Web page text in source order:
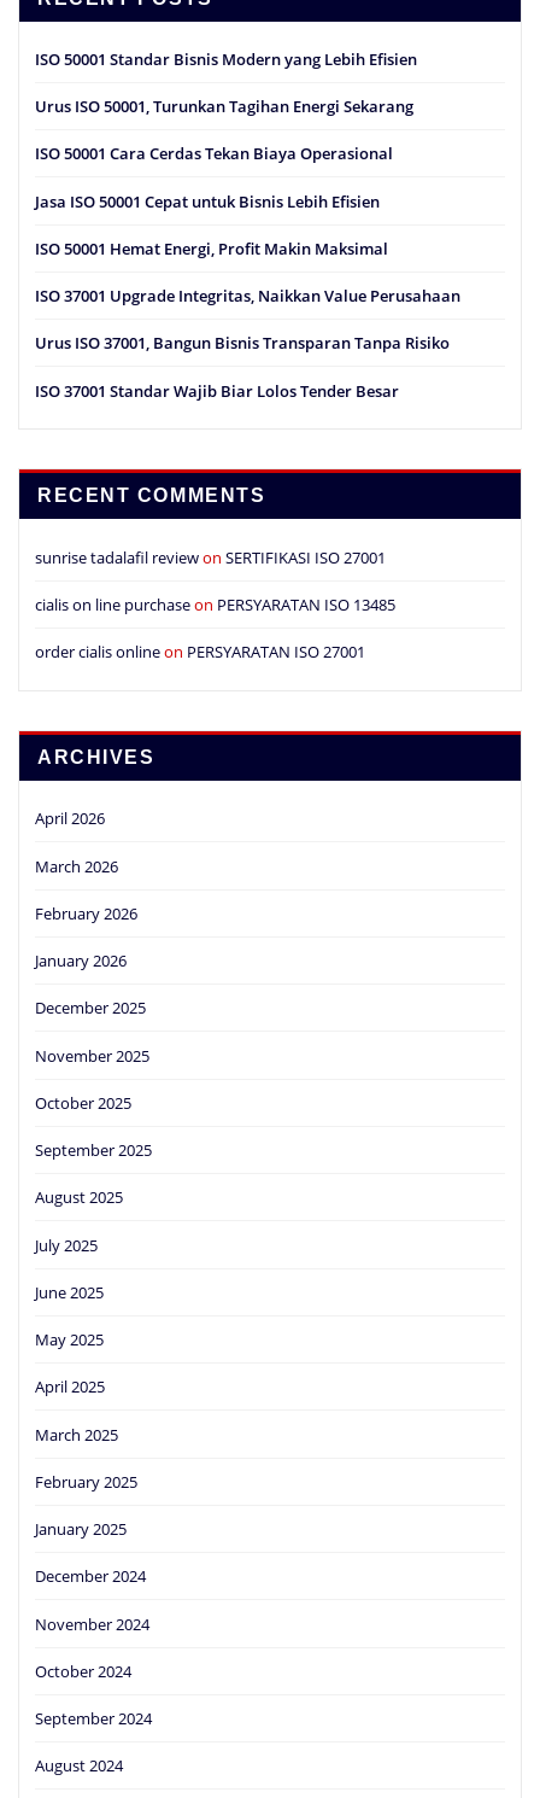
ISO 50001 Standar Bisnis Modern yang Lebih Efisien
Urus ISO 50001, Turunkan Tagihan Energi Sekarang
ISO 50001 Cara Cerdas Tekan Biaya Operasional
Jasa ISO 50001 Cepat untuk Bisnis Lebih Efisien
ISO 50001 Hemat Energi, Profit Makin Maksimal
ISO 37001 Upgrade Integritas, Naikkan Value Perusahaan
Urus ISO 37001, Bangun Bisnis Transparan Tanpa Risiko
ISO 37001 Standar Wajib Biar Lolos Tender Besar
RECENT COMMENTS
sunrise tadalafil reviewon SERTIFIKASI ISO 27001
cialis on line purchaseon PERSYARATAN ISO 13485
order cialis onlineon PERSYARATAN ISO 27001
ARCHIVES
April 2026
March 2026
February 2026
January 2026
December 2025
November 2025
October 2025
September 2025
August 2025
July 2025
June 2025
May 2025
April 2025
March 2025
February 2025
January 2025
December 2024
November 2024
October 2024
September 2024
August 2024